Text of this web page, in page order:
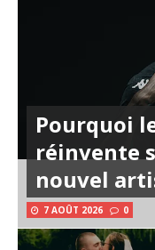
Pourquoi
réinvente
nouvel
7 AOÛT 2026 0